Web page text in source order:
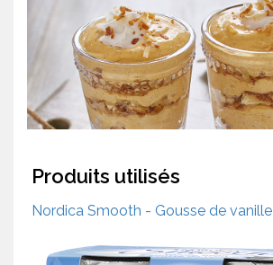
Produits utilisés
Nordica Smooth - Gousse de vanille